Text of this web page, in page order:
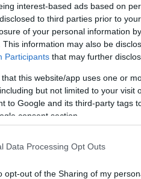
interest-based ads based on
to third parties prior to
of your personal information
This information may also be
Participants that may further
that this website/app uses one or
but not limited to your visit
to Google and its third-party tags
consent section.
Data Processing Opt Outs
opt-out of the Sharing of my
στην παρουσίαση του
κόσμου στο γήπεδο
(video)